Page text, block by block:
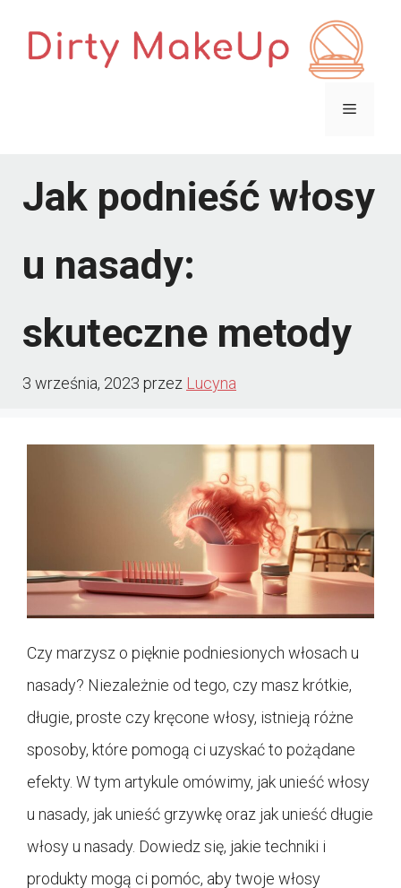
Menu
Jak podnieść włosy
u nasady:
skuteczne metody
3 września, 2023 przez Lucyna
Czy marzysz o pięknie podniesionych włosach u
nasady? Niezależnie od tego, czy masz krótkie,
długie, proste czy kręcone włosy, istnieją różne
sposoby, które pomogą ci uzyskać to pożądane
efekty. W tym artykule omówimy, jak unieść włosy
u nasady, jak unieść grzywkę oraz jak unieść długie
włosy u nasady. Dowiedz się, jakie techniki i
produkty mogą ci pomóc, aby twoje włosy